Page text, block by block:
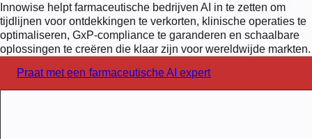
Innowise helpt farmaceutische bedrijven AI in te zetten om
tijdlijnen voor ontdekkingen te verkorten, klinische operaties te
optimaliseren, GxP-compliance te garanderen en schaalbare
oplossingen te creëren die klaar zijn voor wereldwijde markten.
Praat met een farmaceutische AI expert